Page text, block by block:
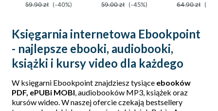
59.90 zł (-40%) 59.00 zł (-45%) 64.90 zł (-
Księgarnia internetowa Ebookpoint
- najlepsze ebooki, audiobooki,
książki i kursy video dla każdego
W księgarni Ebookpoint znajdziesz tysiące ebooków
PDF, ePUBi MOBI, audiobooków MP3, książek oraz
kursów wideo. W naszej ofercie czekają bestsellery